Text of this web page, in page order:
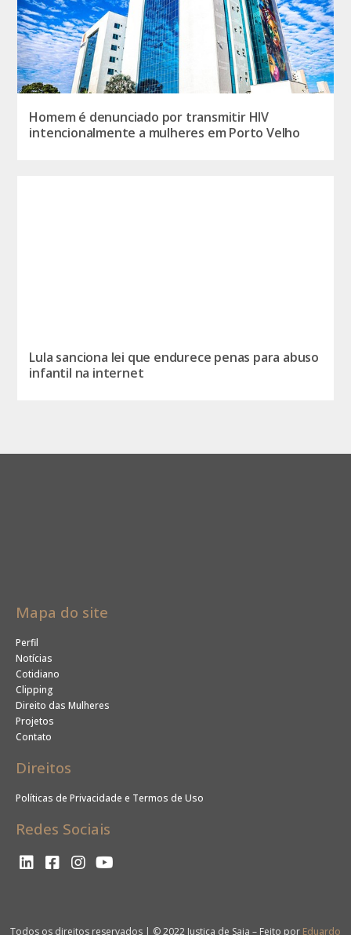
Homem é denunciado por transmitir HIV
intencionalmente a mulheres em Porto Velho
Lula sanciona lei que endurece penas para abuso
infantil na internet
Mapa do site
Perfil
Notícias
Cotidiano
Clipping
Direito das Mulheres
Projetos
Contato
Direitos
Políticas de Privacidade e Termos de Uso
Redes Sociais
Todos os direitos reservados | © 2022 Justiça de Saia – Feito por Eduardo